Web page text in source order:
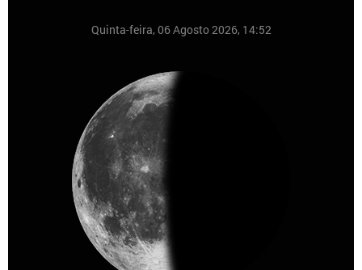
Quinta-feira, 06 Agosto 2026, 14:52